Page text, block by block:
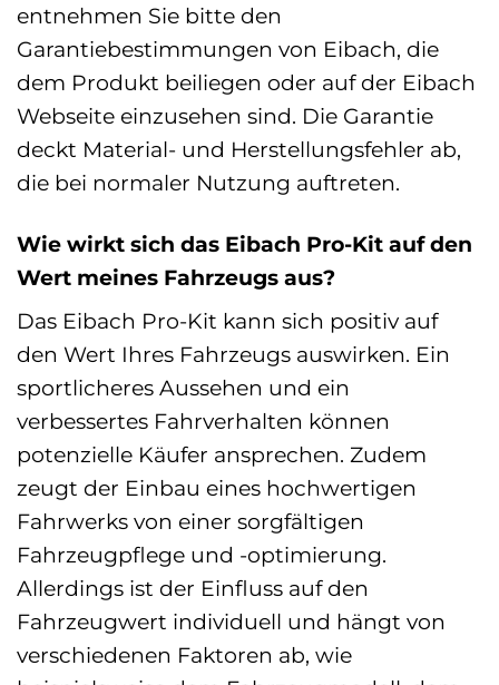
entnehmen Sie bitte den
Garantiebestimmungen von Eibach, die
dem Produkt beiliegen oder auf der Eibach
Webseite einzusehen sind. Die Garantie
deckt Material- und Herstellungsfehler ab,
die bei normaler Nutzung auftreten.
Wie wirkt sich das Eibach Pro-Kit auf den
Wert meines Fahrzeugs aus?
Das Eibach Pro-Kit kann sich positiv auf
den Wert Ihres Fahrzeugs auswirken. Ein
sportlicheres Aussehen und ein
verbessertes Fahrverhalten können
potenzielle Käufer ansprechen. Zudem
zeugt der Einbau eines hochwertigen
Fahrwerks von einer sorgfältigen
Fahrzeugpflege und -optimierung.
Allerdings ist der Einfluss auf den
Fahrzeugwert individuell und hängt von
verschiedenen Faktoren ab, wie